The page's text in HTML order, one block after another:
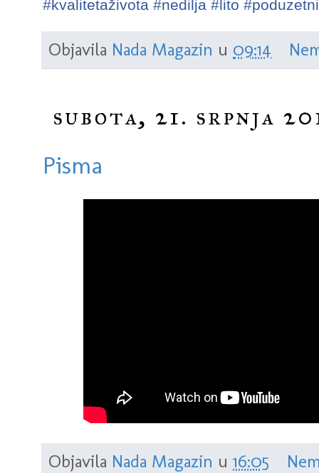
#kvalitetaživota #nedilja # lito #
Objavila Nada Magazin u 09:14
subota, 21. srpnja
Pisma
Objavila Nada Magazin u 16:05